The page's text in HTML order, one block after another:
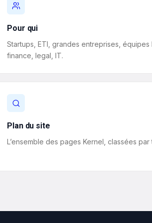
Pour qui
Startups, ETI, grandes entreprises, équipes
finance, legal, IT.
Plan du site
L’ensemble des pages Kernel, classées par